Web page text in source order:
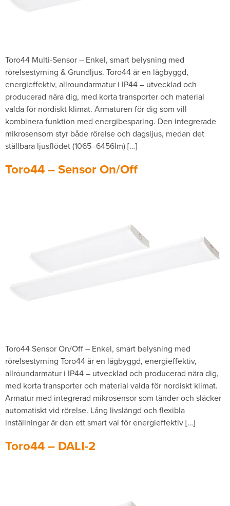
Toro44 Multi-Sensor – Enkel, smart belysning med
rörelsestyrning & Grundljus. Toro44 är en lågbyggd,
energieffektiv, allroundarmatur i IP44 – utvecklad och
producerad nära dig, med korta transporter och material
valda för nordiskt klimat. Armaturen för dig som vill
kombinera funktion med energibesparing. Den integrerade
mikrosensorn styr både rörelse och dagsljus, medan det
ställbara ljusflödet (1065–6456lm) […]
Toro44 – Sensor On/Off
Toro44 Sensor On/Off – Enkel, smart belysning med
rörelsestyrning Toro44 är en lågbyggd, energieffektiv,
allroundarmatur i IP44 – utvecklad och producerad nära dig,
med korta transporter och material valda för nordiskt klimat.
Armatur med integrerad mikrosensor som tänder och släcker
automatiskt vid rörelse. Lång livslängd och flexibla
inställningar är den ett smart val för energieffektiv […]
Toro44 – DALI-2